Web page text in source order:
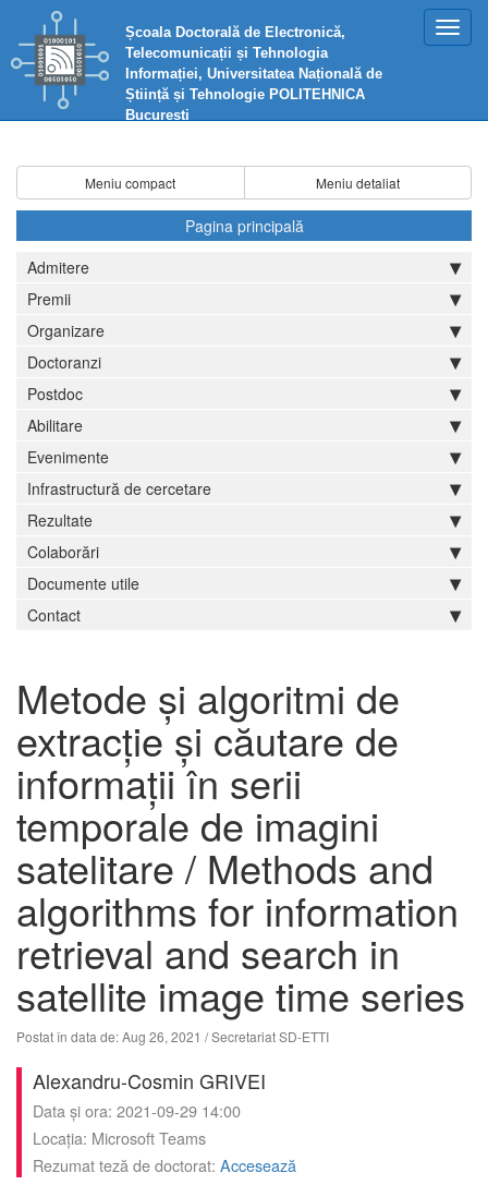
Școala Doctorală de Electronică,
Telecomunicații și Tehnologia
Informației, Universitatea Națională de
Știință și Tehnologie POLITEHNICA
București
Meniu compact Meniu detaliat
Pagina principală
Admitere
Premii
Organizare
Doctoranzi
Postdoc
Abilitare
Evenimente
Infrastructură de cercetare
Rezultate
Colaborări
Documente utile
Contact
Metode și algoritmi de
extracție și căutare de
informații în serii
temporale de imagini
satelitare / Methods and
algorithms for information
retrieval and search in
satellite image time series
Postat în data de: Aug 26, 2021 / Secretariat SD-ETTI
Alexandru-Cosmin GRIVEI
Data și ora: 2021-09-29 14:00
Locația: Microsoft Teams
Rezumat teză de doctorat: Accesează